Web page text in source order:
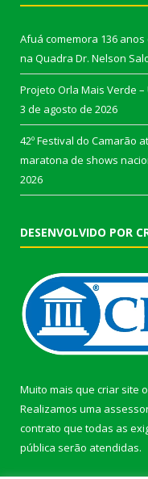
Afuá comemora 136
na Quadra Dr. Nelson
Projeto Orla Mais Verde
3 de agosto de 2026
42º Festival do Camarão
maratona de shows
2026
DESENVOLVIDO POR
Muito mais que criar site
Realizamos uma
contrato que todas as
pública serão atendidas.